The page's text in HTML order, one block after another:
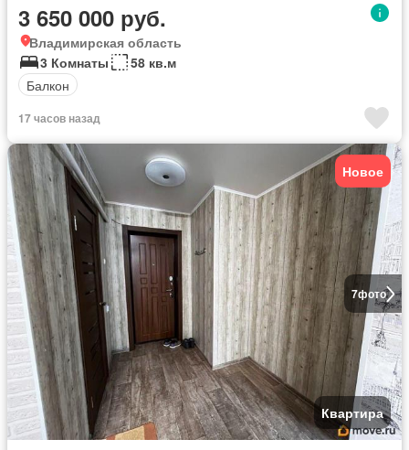
3 650 000 руб.
Владимирская область
3 Комнаты
58 кв.м
Балкон
17 часов назад
7фото
Новое
Квартира